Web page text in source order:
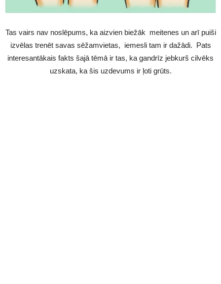
Tas vairs nav noslēpums, ka aizvien biežāk meitenes un arī puiši
izvēlas trenēt savas sēžamvietas, iemesli tam ir dažādi. Pats
interesantākais fakts šajā tēmā ir tas, ka gandrīz jebkurš cilvēks
uzskata, ka šis uzdevums ir ļoti grūts.